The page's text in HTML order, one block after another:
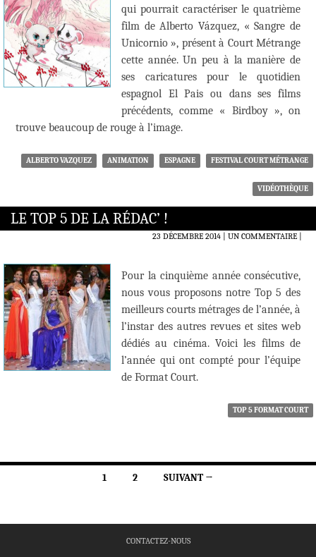
qui pourrait caractériser le quatrième
film de Alberto Vázquez, « Sangre de
Unicornio », présent à Court Métrange
cette année. Un peu à la manière de
ses caricatures pour le quotidien
espagnol El Pais ou dans ses films
précédents, comme « Birdboy », on
trouve beaucoup de rouge à l’image.
ALBERTO VAZQUEZ ANIMATION ESPAGNE FESTIVAL COURT MÉTRANGE
VIDÉOTHÈQUE
LE TOP 5 DE LA RÉDAC’ !
23 DÉCEMBRE 2014 UN COMMENTAIRE|
Pour la cinquième année consécutive,
nous vous proposons notre Top 5 des
meilleurs courts métrages de l’année, à
l’instar des autres revues et sites web
dédiés au cinéma. Voici les films de
l’année qui ont compté pour l’équipe
de Format Court.
TOP 5 FORMAT COURT
1 2 SUIVANT →
CONTACTEZ-NOUS